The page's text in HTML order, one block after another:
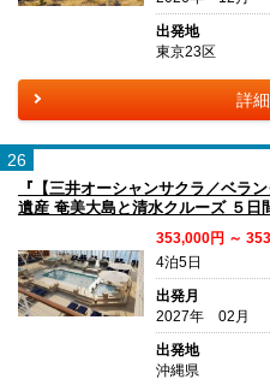
出発地
東京23区
詳
26
『【三井オーシャンサクラ／ベラ
遺産 奄美大島と清水クルーズ ５日
353,000円 ～
4泊5日
出発月
2027年 02月
出発地
沖縄県